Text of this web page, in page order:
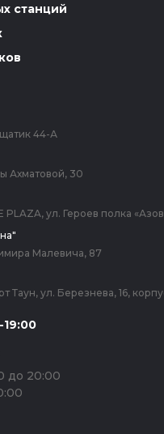
станций
44-А
Ахматовой, 30
PLAZA, ул. Героев полка
Малевича, 87
Таун, ул. Березнева, 16,
19:00
до 20:00